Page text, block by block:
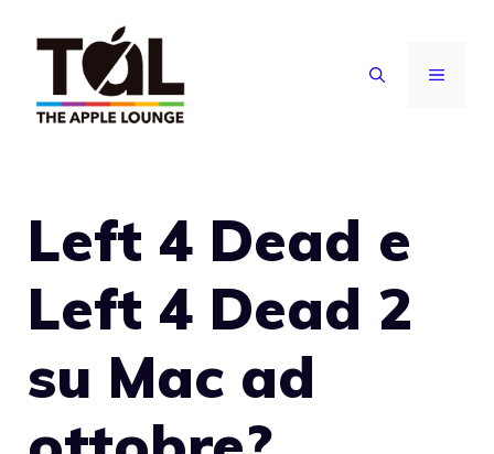
contenuto
MENU
Left 4 Dead e
Left 4 Dead 2
su Mac ad